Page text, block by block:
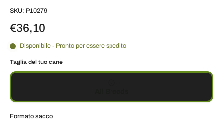
SKU: P10279
€36,10
Disponibile - Pronto per essere spedito
Taglia del tuo cane
Formato sacco